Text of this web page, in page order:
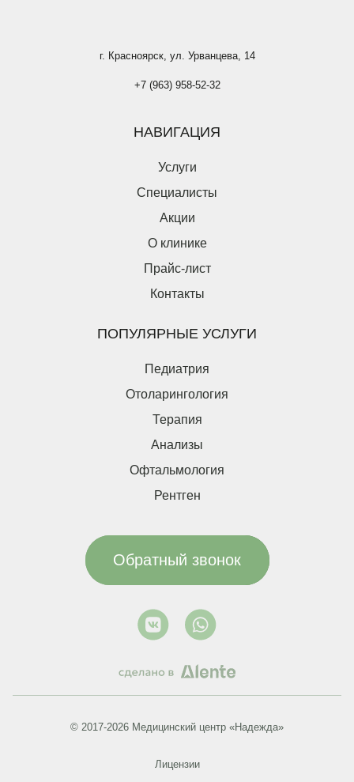
г. Красноярск, ул. Урванцева, 14
+7 (963) 958-52-32
НАВИГАЦИЯ
Услуги
Специалисты
Акции
О клинике
Прайс-лист
Контакты
ПОПУЛЯРНЫЕ УСЛУГИ
Педиатрия
Отоларингология
Терапия
Анализы
Офтальмология
Рентген
Обратный звонок
© 2017-2026 Медицинский центр «Надежда»
Лицензии